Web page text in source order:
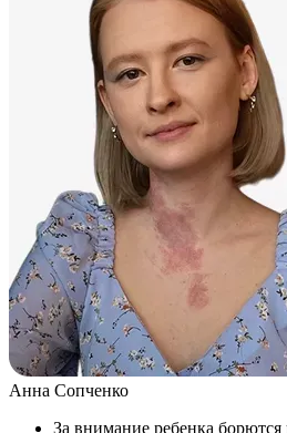
Анна Сопченко
За внимание ребенка